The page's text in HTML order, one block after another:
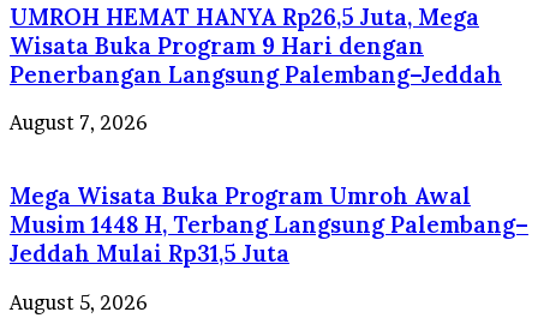
UMROH HEMAT HANYA Rp26,5 Juta, Mega
Wisata Buka Program 9 Hari dengan
Penerbangan Langsung Palembang–Jeddah
August 7, 2026
Mega Wisata Buka Program Umroh Awal
Musim 1448 H, Terbang Langsung Palembang–
Jeddah Mulai Rp31,5 Juta
August 5, 2026